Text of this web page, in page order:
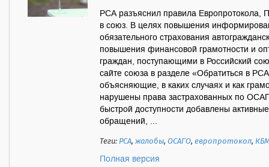
РСА разъяснил правила Европротокола,
в союз. В целях повышения
обязательного страхования
повышения финансовой грамотности и
граждан, поступающими в Российский
сайте союза в разделе «Обратиться в
объясняющие, в каких случаях и как
нарушены права застрахованных по
быстрой доступности добавлены
обращений, ...
Теги:РСА,жалобы,ОСАГО,европротокол,
Полная версия